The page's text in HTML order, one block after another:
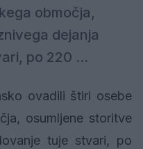
območja,
dejanja
po 220 ...
ovadili štiri osebe
osumljene storitve
tuje stvari, po